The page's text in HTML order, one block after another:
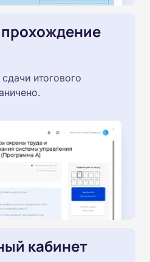
итогового
кабинет